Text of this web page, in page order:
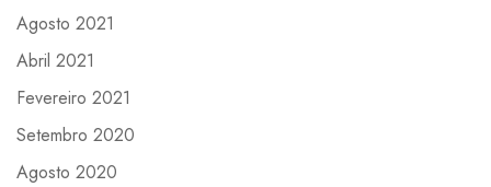
Agosto 2021
Abril 2021
Fevereiro 2021
Setembro 2020
Agosto 2020